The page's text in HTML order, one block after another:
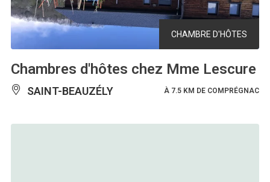
CHAMBRE D'HÔTES
Chambres d'hôtes chez Mme Lescure
SAINT-BEAUZÉLY À 7.5 KM DE COMPRÉGNAC